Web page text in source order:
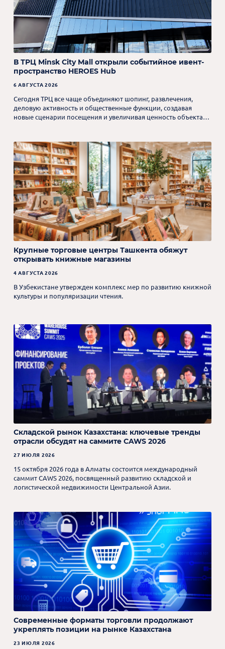
В ТРЦ Minsk City Mall открыли событийное ивент-
пространство HEROES Hub
6 АВГУСТА 2026
Сегодня ТРЦ все чаще объединяют шопинг, развлечения,
деловую активность и общественные функции, создавая
новые сценарии посещения и увеличивая ценность объекта
Крупные торговые центры Ташкента обяжут
открывать книжные магазины
4 АВГУСТА 2026
В Узбекистане утвержден комплекс мер по развитию книжной
культуры и популяризации чтения.
Складской рынок Казахстана: ключевые тренды
отрасли обсудят на саммите CAWS 2026
27 ИЮЛЯ 2026
15 октября 2026 года в Алматы состоится международный
саммит CAWS 2026, посвященный развитию складской и
логистической недвижимости Центральной Азии.
Современные форматы торговли продолжают
укреплять позиции на рынке Казахстана
23 ИЮЛЯ 2026